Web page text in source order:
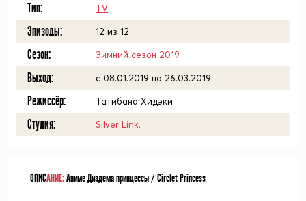
Тип: TV
Эпизоды: 12 из 12
Сезон: Зимний сезон 2019
Выход: c 08.01.2019 по 26.03.2019
Режиссёр: Татибана Хидэки
Студия: Silver Link.
ОПИСАНИЕ:Аниме Диадема принцессы / Circlet Princess